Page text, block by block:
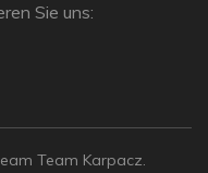
Sie uns:
Team Karpacz.